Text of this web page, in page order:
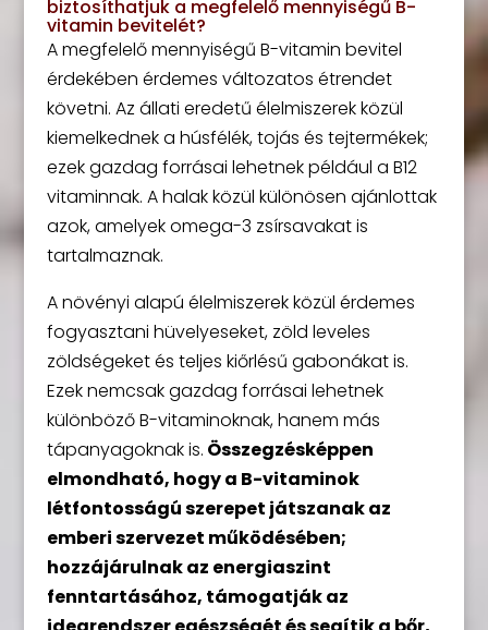
biztosíthatjuk a megfelelő mennyiségű B-
vitamin bevitelét?
A megfelelő mennyiségű B-vitamin bevitel
érdekében érdemes változatos étrendet
követni. Az állati eredetű élelmiszerek közül
kiemelkednek a húsfélék, tojás és tejtermékek;
ezek gazdag forrásai lehetnek például a B12
vitaminnak. A halak közül különösen ajánlottak
azok, amelyek omega-3 zsírsavakat is
tartalmaznak.
A növényi alapú élelmiszerek közül érdemes
fogyasztani hüvelyeseket, zöld leveles
zöldségeket és teljes kiőrlésű gabonákat is.
Ezek nemcsak gazdag forrásai lehetnek
különböző B-vitaminoknak, hanem más
tápanyagoknak is. Összegzésképpen
elmondható, hogy a B-vitaminok
létfontosságú szerepet játszanak az
emberi szervezet működésében;
hozzájárulnak az energiaszint
fenntartásához, támogatják az